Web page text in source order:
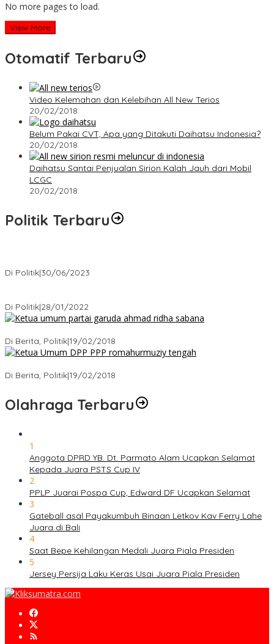
No more pages to load.
View More
Otomatif Terbaru
Video Kelemahan dan Kelebihan All New Terios
20/02/2018
Belum Pakai CVT, Apa yang Ditakuti Daihatsu Indonesia?
20/02/2018
Daihatsu Santai Penjualan Sirion Kalah Jauh dari Mobil
LCGC
20/02/2018
Politik Terbaru
Di Politik|30/06/2023
Di Politik|28/01/2022
Di Berita, Politik|19/02/2018
Di Berita, Politik|19/02/2018
Olahraga Terbaru
1
Anggota DPRD YB. Dt. Parmato Alam Ucapkan Selamat
Kepada Juara PSTS Cup IV
2
PPLP Juarai Pospa Cup, Edward DF Ucapkan Selamat
3
Gateball asal Payakumbuh Binaan Letkov Kav Ferry Lahe
Juara di Bali
4
Saat Bepe Kehilangan Medali Juara Piala Presiden
5
Jersey Persija Laku Keras Usai Juara Piala Presiden